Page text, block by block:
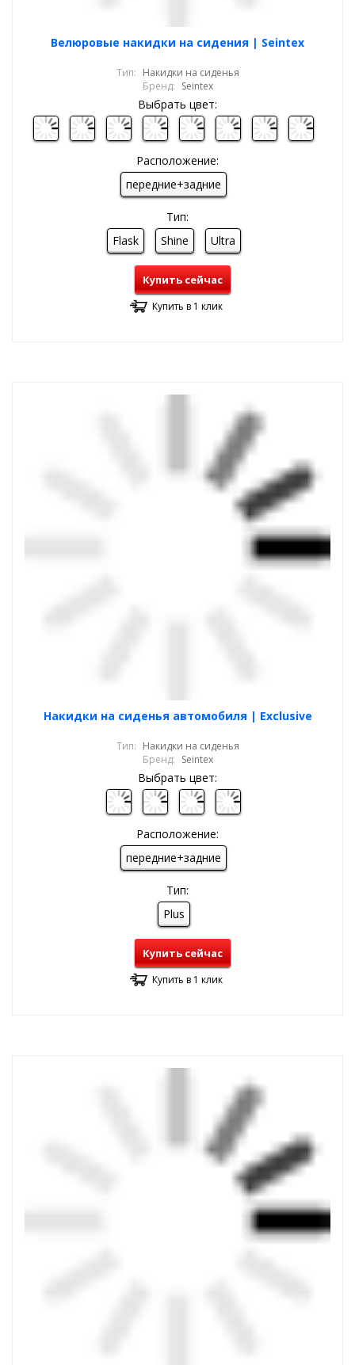
Велюровые накидки на сидения | Seintex
Тип: Накидки на сиденья
Бренд: Seintex
Выбрать цвет:
Расположение:
передние+задние
Тип:
Flask
Shine Ultra
Купить сейчас
Купить в 1 клик
Накидки на сиденья автомобиля | Exclusive
Тип: Накидки на сиденья
Бренд: Seintex
Выбрать цвет:
Расположение:
передние+задние
Тип:
Plus
Купить сейчас
Купить в 1 клик